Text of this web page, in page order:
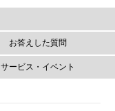
お答えした質問
サービス・イベント